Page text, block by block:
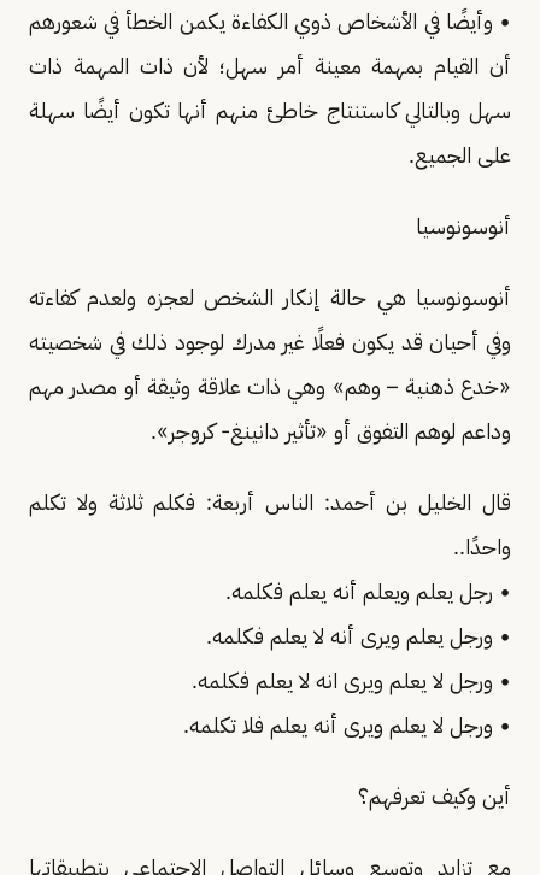
• وأيضًا في الأشخاص ذوي الكفاءة يكمن الخطأ في شعورهم
أن القيام بمهمة معينة أمر سهل؛ لأن ذات المهمة ذات
سهل وبالتالي كاستنتاج خاطئ منهم أنها تكون أيضًا سهلة
على الجميع.
أنوسونوسيا
أنوسونوسيا هي حالة إنكار الشخص لعجزه ولعدم كفاءته
وفي أحيان قد يكون فعلًا غير مدرك لوجود ذلك في شخصيته
«خدع ذهنية – وهم» وهي ذات علاقة وثيقة أو مصدر مهم
وداعم لوهم التفوق أو «تأثير دانينغ- كروجر».
قال الخليل بن أحمد: الناس أربعة: فكلم ثلاثة ولا تكلم
واحدًا..
• رجل يعلم ويعلم أنه يعلم فكلمه.
• ورجل يعلم ويرى أنه لا يعلم فكلمه.
• ورجل لا يعلم ويرى انه لا يعلم فكلمه.
• ورجل لا يعلم ويرى أنه يعلم فلا تكلمه.
أين وكيف تعرفهم؟
مع تزايد وتوسع وسائل التواصل الاجتماعي بتطبيقاتها